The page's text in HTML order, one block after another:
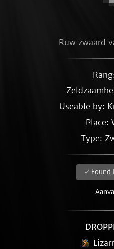
Ruw zwaard
Useable by:
Place:
Type:
✓ Found